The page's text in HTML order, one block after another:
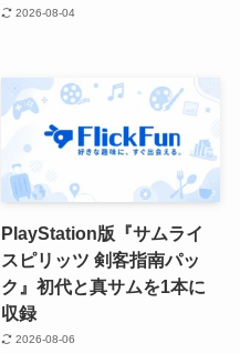
2026-08-04
PlayStation版『サムライ
スピリッツ 剣客指南パッ
ク』初代と真サムを1本に
収録
2026-08-06